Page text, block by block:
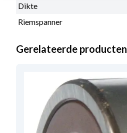
Dikte
Riemspanner
Gerelateerde producten